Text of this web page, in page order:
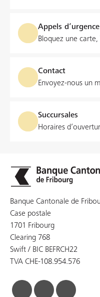
Appels
Bloquez une carte,
Contact
Envoyez-nous un
Succursales
Horaires
Banque Cantonale de
Case postale
1701 Fribourg
Clearing 768
Swift / BIC BEFRCH22
TVA CHE-108.954.576